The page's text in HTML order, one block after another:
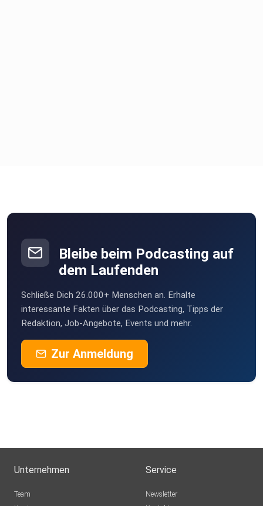
Bleibe beim Podcasting auf
dem Laufenden
Schließe Dich 26.000+ Menschen an. Erhalte
interessante Fakten über das Podcasting, Tipps der
Redaktion, Job-Angebote, Events und mehr.
Zur Anmeldung
Unternehmen
Team
Service
Newsletter